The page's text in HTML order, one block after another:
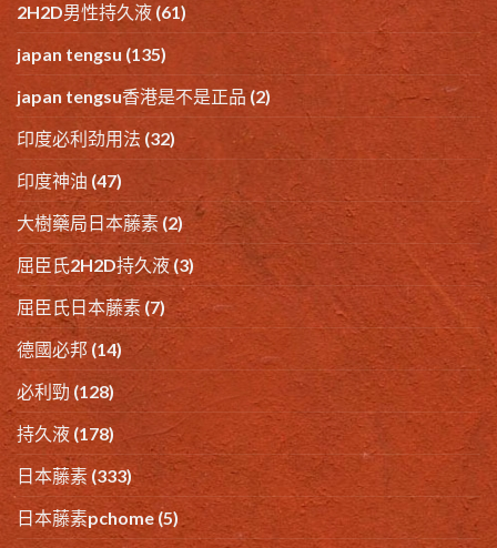
2H2D男性持久液 (61)
japan tengsu (135)
japan tengsu香港是不是正品 (2)
印度必利劲用法 (32)
印度神油 (47)
大樹藥局日本藤素 (2)
屈臣氏2H2D持久液(3)
屈臣氏日本藤素 (7)
德國必邦 (14)
必利勁 (128)
持久液 (178)
日本藤素 (333)
日本藤素pchome(5)